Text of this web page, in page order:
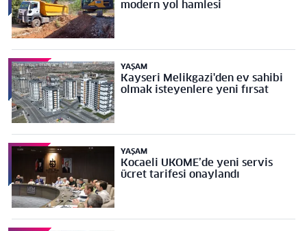
modern yol hamlesi
YAŞAM
Kayseri Melikgazi'den ev sahibi
olmak isteyenlere yeni fırsat
YAŞAM
Kocaeli UKOME’de yeni servis
ücret tarifesi onaylandı